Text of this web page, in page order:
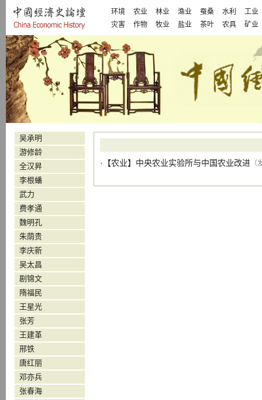
环境 农业 林业 渔业 蚕桑 水利
工业
灾害
作物 牧业 盐业 茶叶 农具 矿业
·【农业】 中央农业实验所与中国农业改进
吴承明
游修龄
全汉昇
李根蟠
武力
费孝通
魏明孔
朱荫贵
李庆新
吴太昌
剧锦文
隋福民
王星光
张芳
王建革
邢铁
唐红丽
邓亦兵
张春海